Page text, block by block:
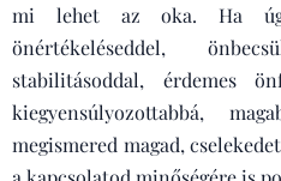
mi lehet az oka. Ha
önértékeléseddel,
stabilitásoddal, érdemes
kiegyensúlyozottabbá,
megismered magad,